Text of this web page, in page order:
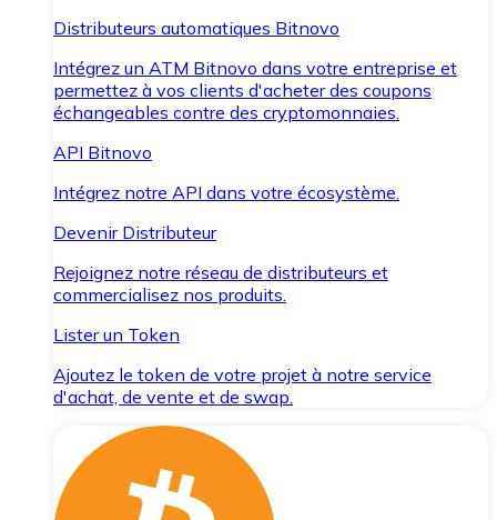
Distributeurs automatiques Bitnovo
Intégrez un ATM Bitnovo dans votre entreprise et
permettez à vos clients d'acheter des coupons
échangeables contre des cryptomonnaies.
API Bitnovo
Intégrez notre API dans votre écosystème.
Devenir Distributeur
Rejoignez notre réseau de distributeurs et
commercialisez nos produits.
Lister un Token
Ajoutez le token de votre projet à notre service
d'achat, de vente et de swap.